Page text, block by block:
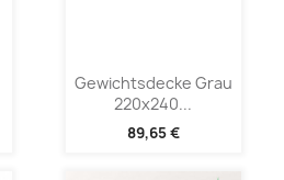
Gewichtsdecke Grau
220x240...
89,65 €